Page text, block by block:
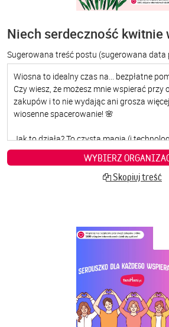
Niech serdeczność kwitnie
Sugerowana treść postu (sugerowana data
WYBIERZ
Skopiuj treść